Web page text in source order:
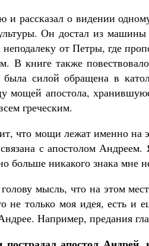
и рассказал о видении
Он достал из
неподалеку от Петры, где
В книге также
силой обращена в
мощей апостола,
греческим.
что мощи лежат именно на
связана с апостолом
больше никакого знака мне
мысль, что на этом
не только моя идея, есть и
Например, предания